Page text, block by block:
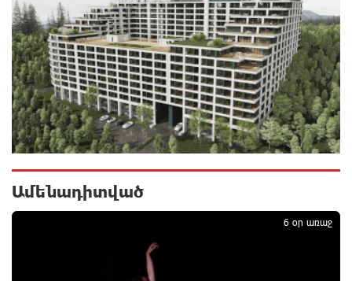
Գերմանիայում ցույց է անցկացվել Մերցի
կառավարության դեմ
1 օր առաջ
Մոդին համաշխարհային ռեկորդ է սահմանել. 303
միլիոն դիտում՝ 24 ժամում
1 օր առաջ
23-ամյա ուսանողի մշակած հավելվածը
հարավկորեական App Store-ում շրջանցել է
Ամենադիտված
6 օր առաջ
1